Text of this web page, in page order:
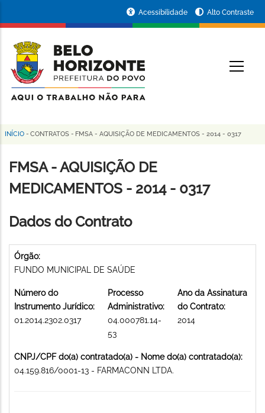
conteúdo
principal
da
Prefeitura
de
Horizonte
Acessibilidade Alto Contraste
Trilha
de
navegação
INÍCIO - CONTRATOS - FMSA - AQUISIÇÃO DE MEDICAMENTOS - 2014 - 0317
FMSA - AQUISIÇÃO DE
MEDICAMENTOS - 2014 - 0317
Dados do Contrato
Órgão:
FUNDO MUNICIPAL DE SAÚDE
Número do
Instrumento Jurídico:
01.2014.2302.0317
Processo
Administrativo:
04.000781.14-
53
Ano da Assinatura
do Contrato:
2014
CNPJ/CPF do(a) contratado(a) - Nome do(a) contratado(a):
04.159.816/0001-13 - FARMACONN LTDA.